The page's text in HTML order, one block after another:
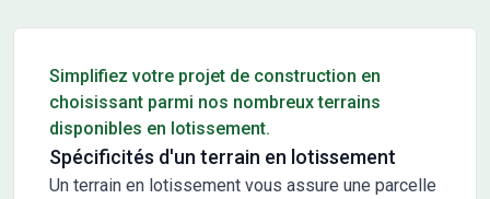
Simplifiez votre projet de construction en
choisissant parmi nos nombreux terrains
disponibles en lotissement.
Spécificités d'un terrain en lotissement
Un terrain en lotissement vous assure une parcelle